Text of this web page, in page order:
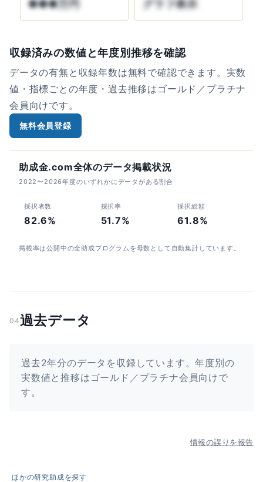
●●●万円 グラフ表示
収録済みの数値と年度別推移を確認
データの有無と収録年数は無料で確認できます。実数
値・指標ごとの年度・過去推移はゴールド／プラチナ
会員向けです。
無料会員登録
助成金.com全体のデータ掲載状況
2022〜2026年度のいずれかにデータがある割合
採択者数
82.6%
採択率
51.7%
採択総額
61.8%
掲載率は公開中の全助成プログラムを母数として自動集計しています。
04過去データ
過去2年分のデータを収録しています。年度別の
実数値と推移はゴールド／プラチナ会員向けで
す。
情報の誤りを報告
ほかの研究助成を探す